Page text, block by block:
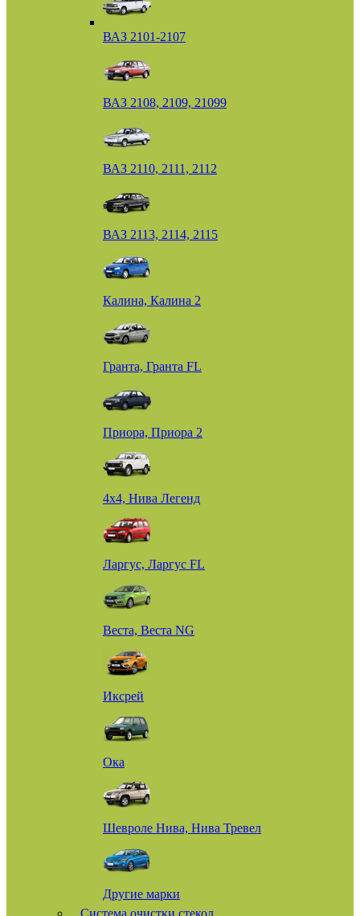
ВАЗ 2101-2107
ВАЗ 2108, 2109, 21099
ВАЗ 2110, 2111, 2112
ВАЗ 2113, 2114, 2115
Калина, Калина 2
Гранта, Гранта FL
Приора, Приора 2
4х4, Нива Легенд
Ларгус, Ларгус FL
Веста, Веста NG
Иксрей
Ока
Шевроле Нива, Нива Тревел
Другие марки
Система очистки стекол